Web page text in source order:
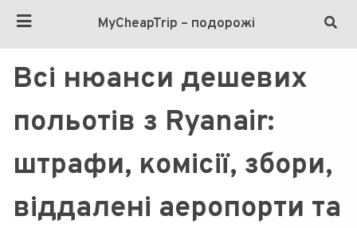
MyCheapTrip – подорожі
Всі нюанси дешевих
польотів з Ryanair:
штрафи, комісії, збори,
віддалені аеропорти та